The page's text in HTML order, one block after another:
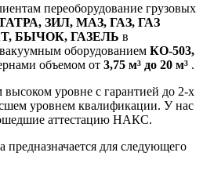
переоборудование грузовых
ЗИЛ, МАЗ, ГАЗ, ГАЗ
БЫЧОК, ГАЗЕЛЬ в
вакуумным оборудованием КО-503,
объемом от 3,75 м³ до 20 м³ .
высоком уровне с гарантией до 2-х
уровнем квалификации. У нас
аттестацию НАКС.
предназначается для следующего